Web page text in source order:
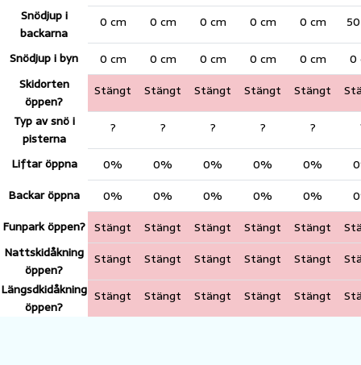
Snödjup i
backarna
0 cm 0 cm 0 cm 0 cm 0 cm
Snödjup i byn 0 cm 0 cm 0 cm 0 cm 0 cm
0
Skidorten
öppen?
Stängt Stängt Stängt Stängt Stängt
Typ av snö i
pisterna
? ? ? ? ?
Liftar öppna 0% 0% 0% 0% 0%
Backar öppna
0% 0% 0% 0% 0%
Funpark öppen? Stängt Stängt Stängt Stängt Stängt
Nattskidåkning
öppen?
Stängt Stängt Stängt Stängt Stängt
Längsdkidåkning
öppen?
Stängt Stängt Stängt Stängt Stängt